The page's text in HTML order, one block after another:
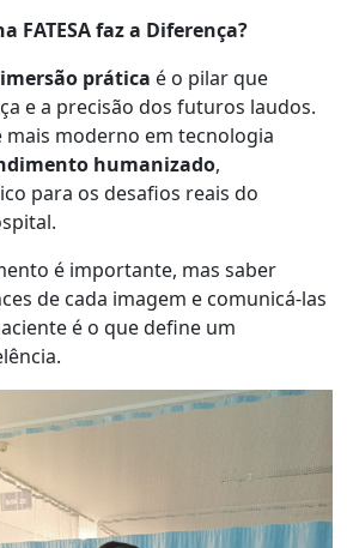
FATESA faz a Diferença?
imersão prática é o pilar que
e a precisão dos futuros laudos.
mais moderno em tecnologia
humanizado,
para os desafios reais do
é importante, mas saber
de cada imagem e comunicá-las
é o que define um